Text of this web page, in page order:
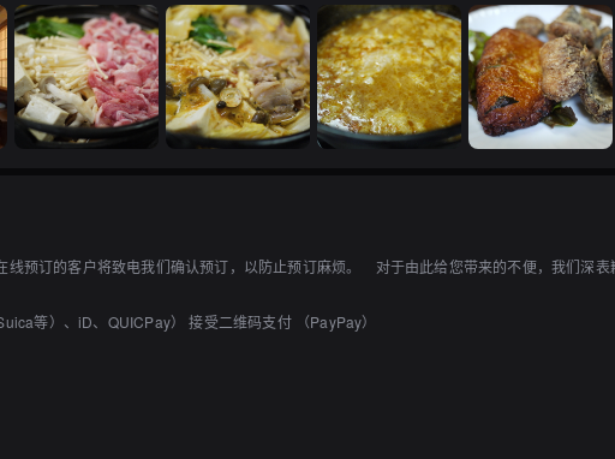
预订的客户将致电我们确认预订，以防止预订麻烦。 对于由此给您带来的不便，我们深表
等）、iD、QUICPay） 接受二维码支付 （PayPay）